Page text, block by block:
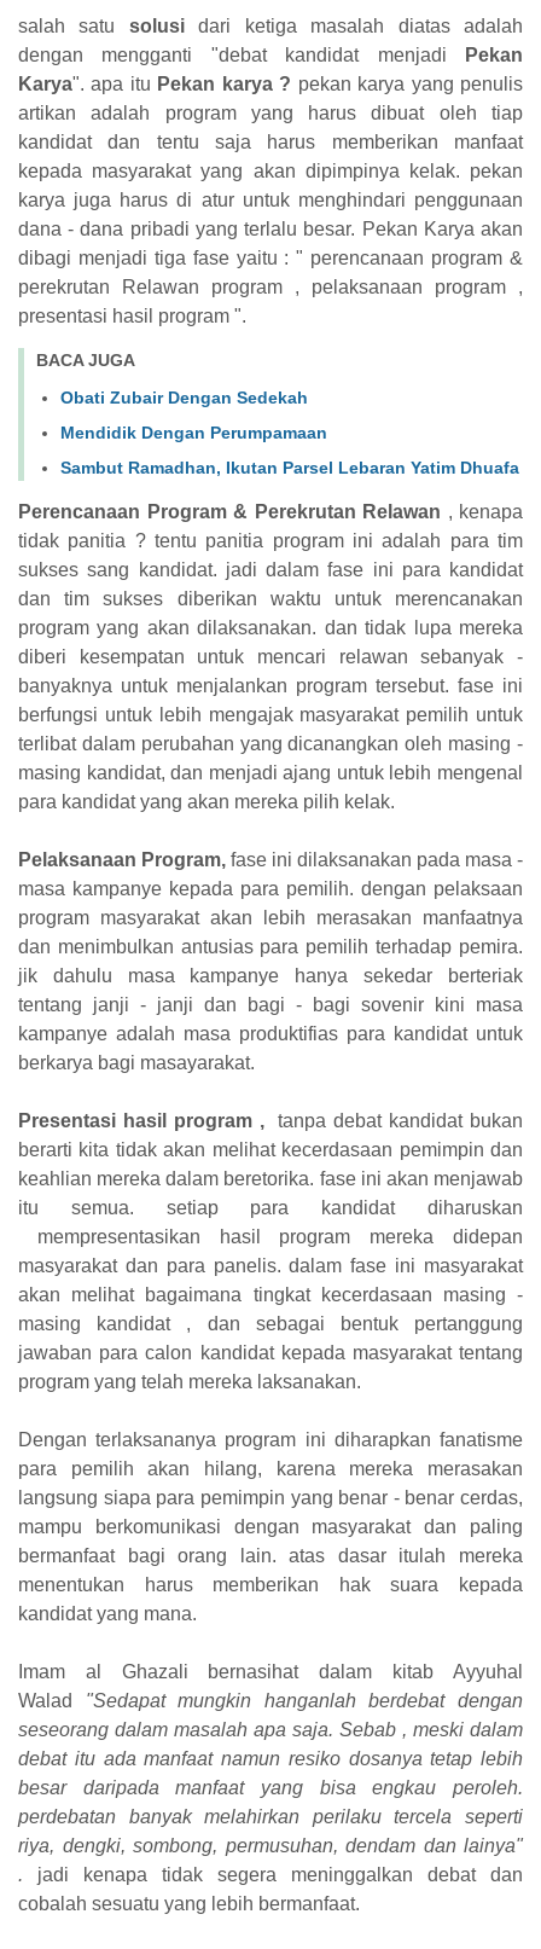
salah satu solusidari
ketiga masalah diatas adalah
dengan mengganti "debat kandidat menjadi
Pekan
Karya". apa itu Pekan karya ? pekan karya yang penulis
artikan adalah program yang harus dibuat oleh tiap
kandidat dan tentu saja harus memberikan manfaat
kepada masyarakat yang akan dipimpinya kelak. pekan
karya juga harus di atur untuk menghindari penggunaan
dana - dana pribadi yang terlalu besar. Pekan Karya akan
dibagi menjadi tiga fase yaitu : " perencanaan program &
perekrutan Relawan program , pelaksanaan program ,
presentasi hasil program ".
BACA JUGA
Obati Zubair Dengan Sedekah
Mendidik Dengan Perumpamaan
Sambut Ramadhan, Ikutan Parsel Lebaran Yatim Dhuafa
Perencanaan Program & Perekrutan Relawan , kenapa
tidak panitia ? tentu panitia program ini adalah para tim
sukses sang kandidat. jadi dalam fase ini para kandidat
dan tim sukses diberikan waktu untuk merencanakan
program yang akan dilaksanakan. dan tidak lupa mereka
diberi kesempatan untuk mencari relawan sebanyak -
banyaknya untuk menjalankan program tersebut. fase ini
berfungsi untuk lebih mengajak masyarakat pemilih untuk
terlibat dalam perubahan yang dicanangkan oleh masing -
masing kandidat, dan menjadi ajang untuk lebih mengenal
para kandidat yang akan mereka pilih kelak.
Pelaksanaan Program, fase ini dilaksanakan pada masa -
masa kampanye kepada para pemilih. dengan pelaksaan
program masyarakat akan lebih merasakan manfaatnya
dan menimbulkan antusias para pemilih terhadap pemira.
jik dahulu masa kampanye hanya sekedar berteriak
tentang janji - janji dan bagi - bagi sovenir kini masa
kampanye adalah masa produktifias para kandidat untuk
berkarya bagi masayarakat.
Presentasi hasil program ,
tanpa debat kandidat bukan
berarti kita tidak akan melihat kecerdasaan pemimpin dan
keahlian mereka dalam beretorika. fase ini akan menjawab
itu semua. setiap para kandidat diharuskan
mempresentasikan hasil program mereka didepan
masyarakat dan para panelis. dalam fase ini masyarakat
akan melihat bagaimana tingkat kecerdasaan masing -
masing kandidat , dan sebagai bentuk pertanggung
jawaban para calon kandidat kepada masyarakat tentang
program yang telah mereka laksanakan.
Dengan terlaksananya program ini diharapkan fanatisme
para pemilih akan hilang, karena mereka merasakan
langsung siapa para pemimpin yang benar - benar cerdas,
mampu berkomunikasi dengan masyarakat dan paling
bermanfaat bagi orang lain. atas dasar itulah mereka
menentukan harus memberikan hak suara kepada
kandidat yang mana.
Imam al Ghazali bernasihat dalam kitab Ayyuhal
Walad "Sedapat mungkin hanganlah berdebat dengan
seseorang dalam masalah apa saja. Sebab , meski dalam
debat itu ada manfaat namun resiko dosanya tetap lebih
besar daripada manfaat yang bisa engkau peroleh.
perdebatan banyak melahirkan perilaku tercela seperti
riya, dengki, sombong, permusuhan, dendam dan lainya"
. jadi kenapa tidak segera meninggalkan debat dan
cobalah sesuatu yang lebih bermanfaat.